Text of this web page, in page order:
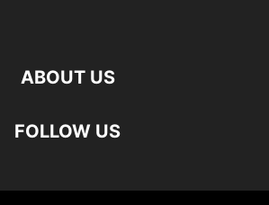
ABOUT US
FOLLOW US